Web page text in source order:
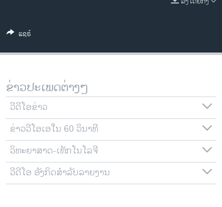
ວີດີໂອ
ສຽງ
ລາຍງານ
ພາສາຕ່າງໆ
ແຊຣ໌
ຂ່າວປະເພດຕ່າງໆ
ວີດີໂອຂ່າວ
ຂ່າວວີໂອເອໃນ 60 ວິນາທີ
ວິທະຍາສາດ-ເທັກໂນໂລຈີ
ວີດີໂອ ອັງກິດສຳລັບລາຍງານ